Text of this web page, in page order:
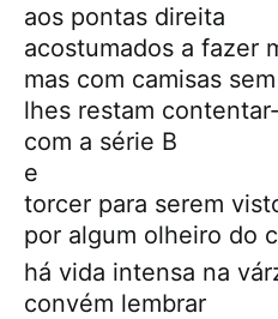
aos pontas direita
acostumados a fazer
mas com camisas
lhes restam
com a série B
e
torcer para serem
por algum olheiro do
há vida intensa na
convém lembrar